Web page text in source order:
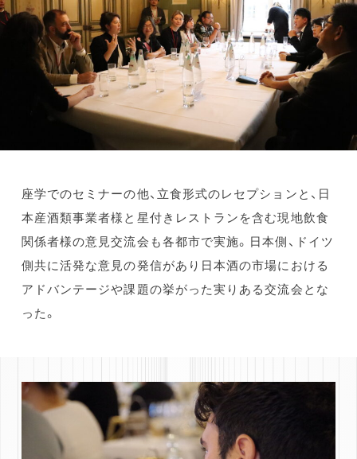
座学でのセミナーの他、立食形式のレセプションと、日
本産酒類事業者様と星付きレストランを含む現地飲食
関係者様の意見交流会も各都市で実施。日本側、ドイツ
側共に活発な意見の発信があり日本酒の市場における
アドバンテージや課題の挙がった実りある交流会とな
った。
TOP
TOPICS